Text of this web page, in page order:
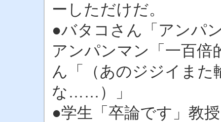
ーしただけだ。
●バタコさん「アンパ
アンパンマン「一百
ん「（あのジジイまた
な……）」
●学生「卒論です」教